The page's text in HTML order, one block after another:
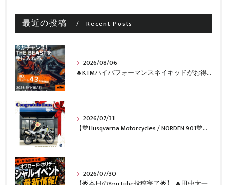
最近の投稿 Recent Posts
2026/08/06
🔥KTMハイパフォーマンスネイキッドがお得に手に入るチャンス🔥
2026/07/31
【💙Husqvarna Motorcycles / NORDEN 901💙】 ご納車おめでとうございます🎉✨
2026/07/30